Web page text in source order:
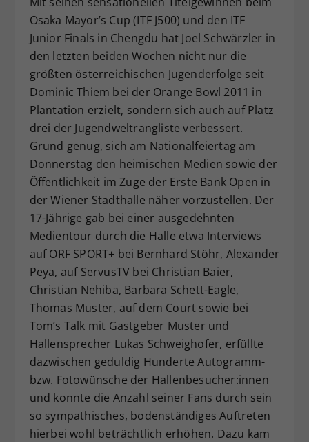
Osaka Mayor’s Cup (ITF J500) und den ITF
Junior Finals in Chengdu hat Joel Schwärzler in
den letzten beiden Wochen nicht nur die
größten österreichischen Jugenderfolge seit
Dominic Thiem bei der Orange Bowl 2011 in
Plantation erzielt, sondern sich auch auf Platz
drei der Jugendweltrangliste verbessert.
Grund genug, sich am Nationalfeiertag am
Donnerstag den heimischen Medien sowie der
Öffentlichkeit im Zuge der Erste Bank Open in
der Wiener Stadthalle näher vorzustellen. Der
17-Jährige gab bei einer ausgedehnten
Medientour durch die Halle etwa Interviews
auf ORF SPORT+ bei Bernhard Stöhr, Alexander
Peya, auf ServusTV bei Christian Baier,
Christian Nehiba, Barbara Schett-Eagle,
Thomas Muster, auf dem Court sowie bei
Tom’s Talk mit Gastgeber Muster und
Hallensprecher Lukas Schweighofer, erfüllte
dazwischen geduldig Hunderte Autogramm-
bzw. Fotowünsche der Hallenbesucher:innen
und konnte die Anzahl seiner Fans durch sein
so sympathisches, bodenständiges Auftreten
hierbei wohl beträchtlich erhöhen. Dazu kam
Zweck
Dieser Wert speichert Ihre Consent-
Einstellungen. Unter anderem eine
zufällig generierte ID, für die
historische Speicherung Ihrer
vorgenommen Einstellungen, falls der
Webseiten-Betreiber dies eingestellt
hat.